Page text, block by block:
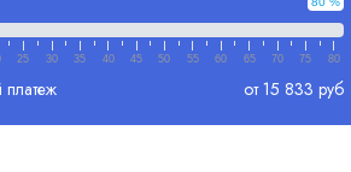
25 30 35 40 45 50 55 60 65 70 75 80
от 15 833 руб